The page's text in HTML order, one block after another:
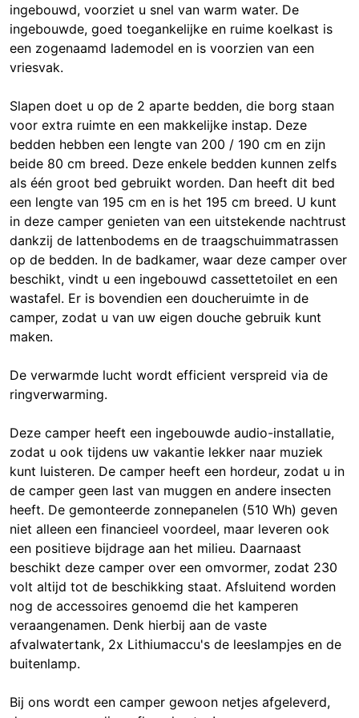
ingebouwd, voorziet u snel van warm water. De
ingebouwde, goed toegankelijke en ruime koelkast is
een zogenaamd lademodel en is voorzien van een
vriesvak.
Slapen doet u op de 2 aparte bedden, die borg staan
voor extra ruimte en een makkelijke instap. Deze
bedden hebben een lengte van 200 / 190 cm en zijn
beide 80 cm breed. Deze enkele bedden kunnen zelfs
als één groot bed gebruikt worden. Dan heeft dit bed
een lengte van 195 cm en is het 195 cm breed. U kunt
in deze camper genieten van een uitstekende nachtrust
dankzij de lattenbodems en de traagschuimmatrassen
op de bedden. In de badkamer, waar deze camper over
beschikt, vindt u een ingebouwd cassettetoilet en een
wastafel. Er is bovendien een doucheruimte in de
camper, zodat u van uw eigen douche gebruik kunt
maken.
De verwarmde lucht wordt efficient verspreid via de
ringverwarming.
Deze camper heeft een ingebouwde audio-installatie,
zodat u ook tijdens uw vakantie lekker naar muziek
kunt luisteren. De camper heeft een hordeur, zodat u in
de camper geen last van muggen en andere insecten
heeft. De gemonteerde zonnepanelen (510 Wh) geven
niet alleen een financieel voordeel, maar leveren ook
een positieve bijdrage aan het milieu. Daarnaast
beschikt deze camper over een omvormer, zodat 230
volt altijd tot de beschikking staat. Afsluitend worden
nog de accessoires genoemd die het kamperen
veraangenamen. Denk hierbij aan de vaste
afvalwatertank, 2x Lithiumaccu's de leeslampjes en de
buitenlamp.
Bij ons wordt een camper gewoon netjes afgeleverd,